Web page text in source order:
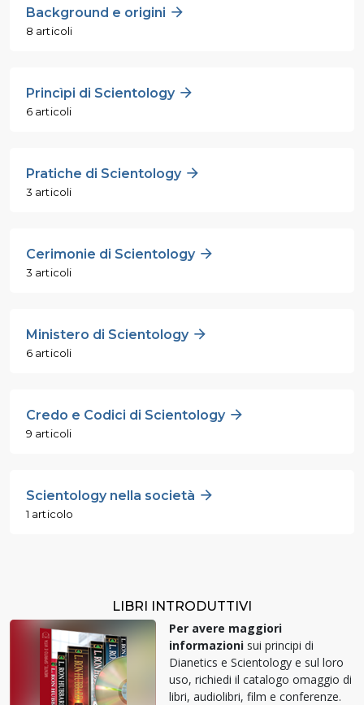
Background e origini
8 articoli
Princìpi di Scientology
6 articoli
Pratiche di Scientology
3 articoli
Cerimonie di Scientology
3 articoli
Ministero di Scientology
6 articoli
Credo e Codici di Scientology
9 articoli
Scientology nella società
1 articolo
LIBRI INTRODUTTIVI
Per avere maggiori
informazioni sui principi di
Dianetics e Scientology e sul loro
uso, richiedi il catalogo omaggio di
libri, audiolibri, film e conferenze.